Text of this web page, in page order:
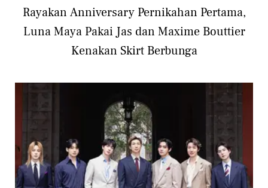
Rayakan Anniversary Pernikahan Pertama,
Luna Maya Pakai Jas dan Maxime Bouttier
Kenakan Skirt Berbunga